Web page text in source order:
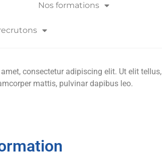
Nos formations
consectetur adipiscing elit. Ut elit tellus,
mattis, pulvinar dapibus leo.